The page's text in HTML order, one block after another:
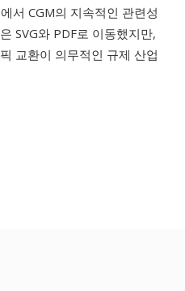
서 CGM의 지속적인 관련성
SVG와 PDF로 이동했지만,
교환이 의무적인 규제 산업